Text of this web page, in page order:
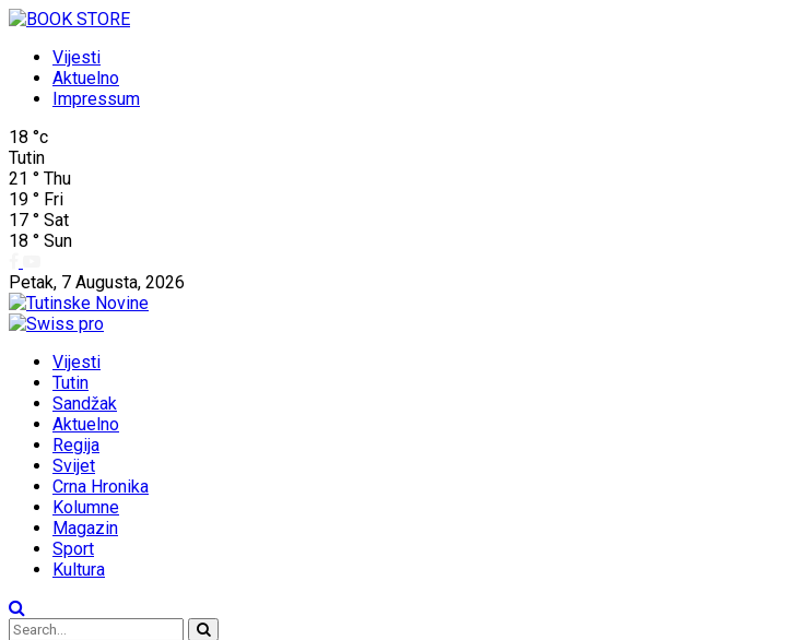
Vijesti
Aktuelno
Impressum
18 °c
Tutin
21 ° Thu
19 ° Fri
17 ° Sat
18 ° Sun
Petak, 7 Augusta, 2026
Vijesti
Tutin
Sandžak
Aktuelno
Regija
Svijet
Crna Hronika
Kolumne
Magazin
Sport
Kultura